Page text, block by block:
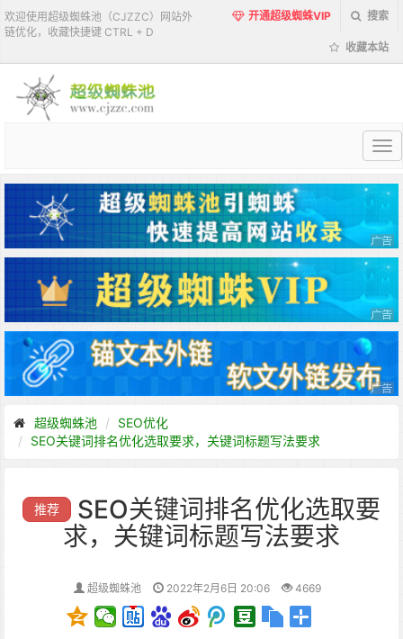
欢迎使用超级蜘蛛池（CJZZC）网站外
链优化，收藏快捷键 CTRL + D
开通超级蜘蛛VIP 搜索
收藏本站
超
蜘
蛛
池
超级蜘蛛池
SEO优化
SEO关键词排名优化选取要求，关键词标题写法要求
推荐
SEO关键词排名优化选取要
求，关键词标题写法要求
超级蜘蛛池 2022年2月6日 20:06 4669